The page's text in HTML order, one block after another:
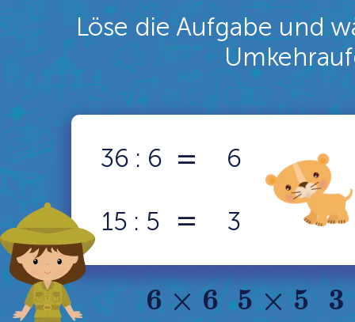
Löse die Aufgabe und
3
=
=
6 × 6
3
6
5 × 5
36 : 6
15 : 5